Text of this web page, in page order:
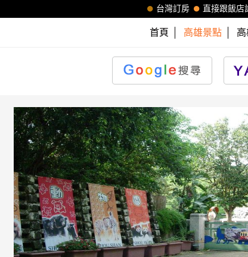
直接跟飯店
台灣訂房
首頁 高雄景點